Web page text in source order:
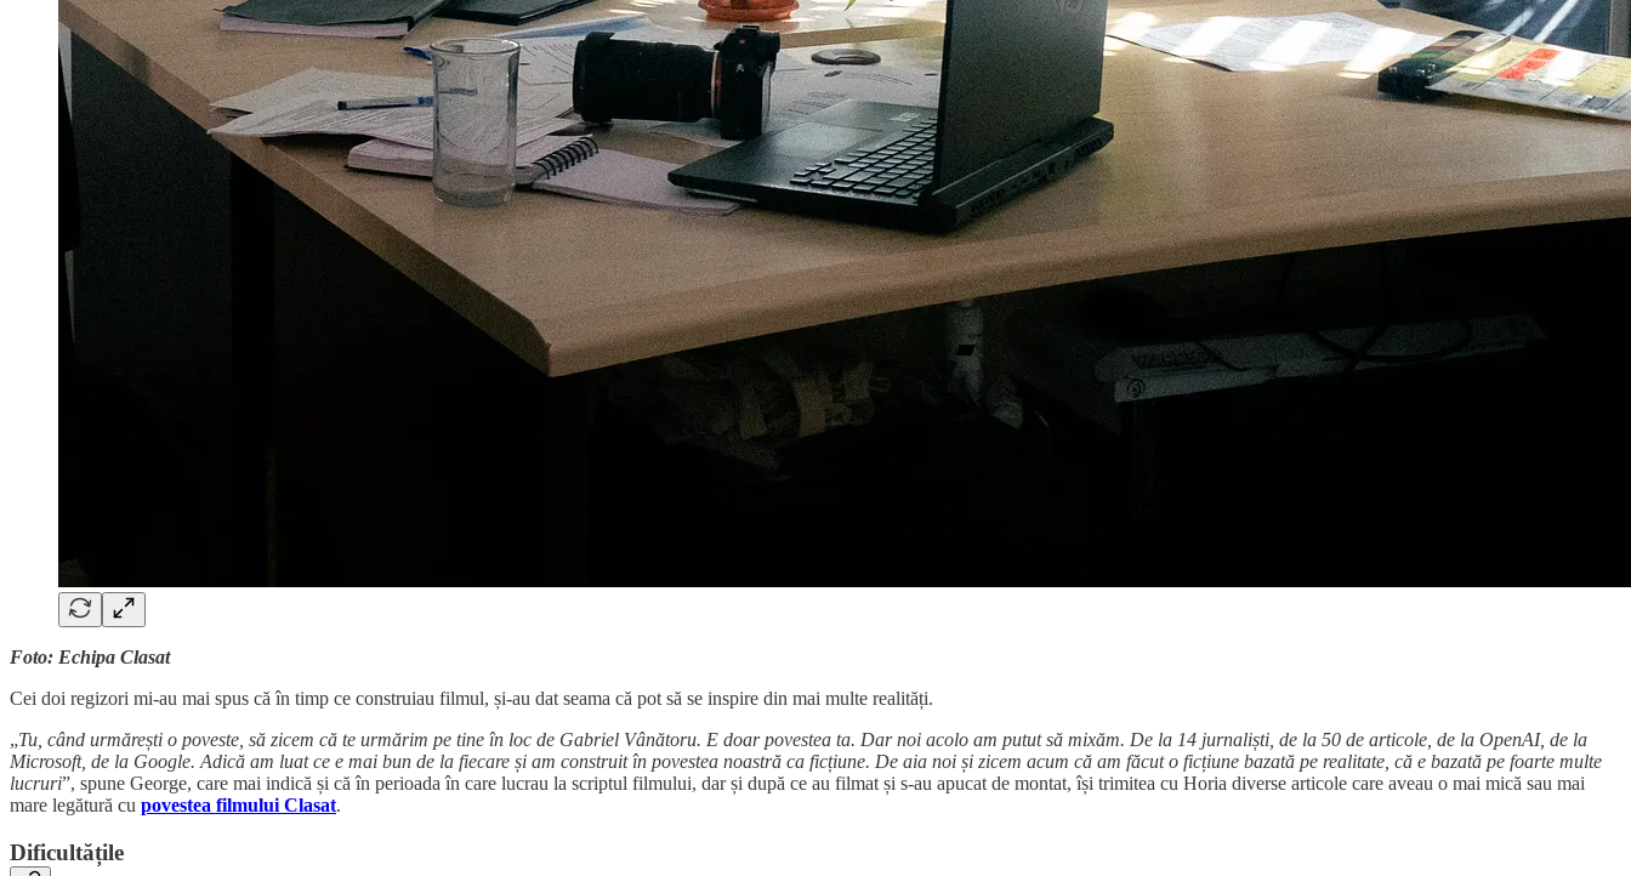
Foto: Echipa Clasat
Cei doi regizori mi-au mai spus că în timp ce construiau filmul, și-au dat seama că pot să se inspire din mai multe realități.
„Tu, când urmărești o poveste, să zicem că te urmărim pe tine în loc de Gabriel Vânătoru. E doar povestea ta. Dar noi acolo am putut să mixăm. De la 14 jurnaliști, de la 50 de articole, de la OpenAI, de la
Microsoft, de la Google. Adică am luat ce e mai bun de la fiecare și am construit în povestea noastră ca ficțiune. De aia noi și zicem acum că am făcut o ficțiune bazată pe realitate, că e bazată pe foarte multe
lucruri”, spune George, care mai indică și că în perioada în care lucrau la scriptul filmului, dar și după ce au filmat și s-au apucat de montat, își trimitea cu Horia diverse articole care aveau o mai mică sau mai
mare legătură cu povestea filmului Clasat.
Dificultățile